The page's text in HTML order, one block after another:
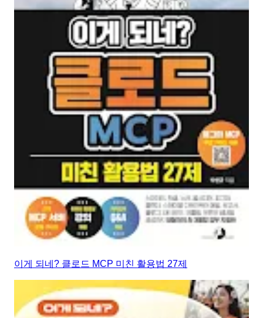
이게 되네? 클로드 MCP 미친 활용법 27제